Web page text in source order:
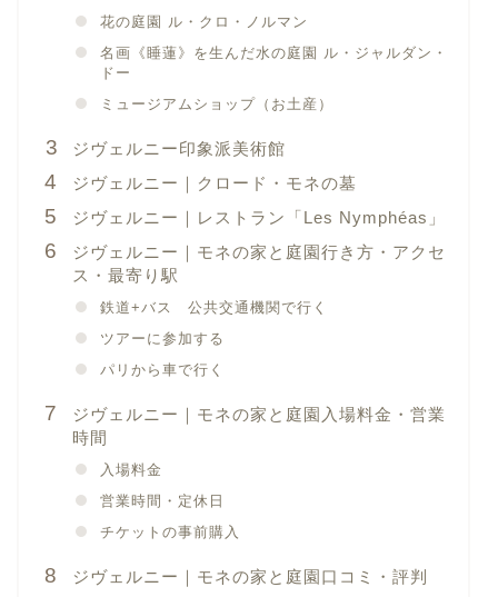
花の庭園 ル・クロ・ノルマン
名画《睡蓮》を生んだ水の庭園 ル・ジャルダン・
ドー
ミュージアムショップ（お土産）
ジヴェルニー印象派美術館
ジヴェルニー｜クロード・モネの墓
ジヴェルニー｜レストラン「Les Nymphéas」
ジヴェルニー｜モネの家と庭園行き方・アクセ
ス・最寄り駅
鉄道+バス 公共交通機関で行く
ツアーに参加する
パリから車で行く
ジヴェルニー｜モネの家と庭園入場料金・営業
時間
入場料金
営業時間・定休日
チケットの事前購入
ジヴェルニー｜モネの家と庭園口コミ・評判